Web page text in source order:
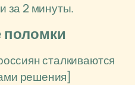
за 2 минуты.
поломки
сталкиваются
решения]